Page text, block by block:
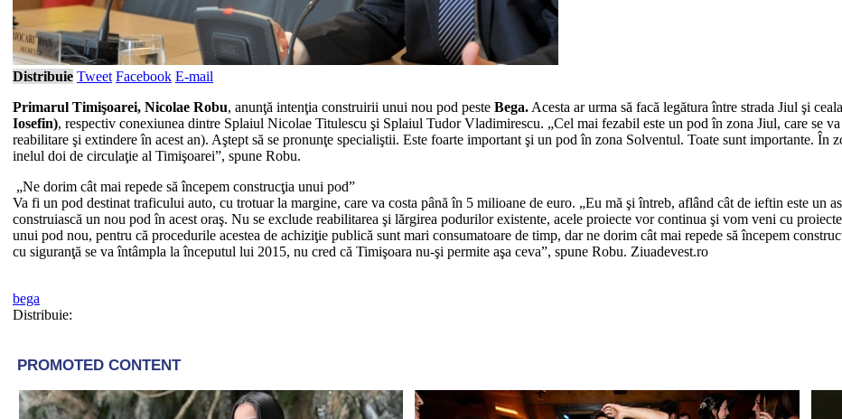
Distribuie Tweet Facebook E-mail
Primarul Timişoarei, Nicolae Robu, anunţă intenţia construirii unui nou pod peste Bega. Acesta ar urma să facă legătura între strada Jiul şi
Iosefin), respectiv conexiunea dintre Splaiul Nicolae Titulescu şi Splaiul Tudor Vladimirescu. „Cel mai fezabil este un pod în zona Jiul, care se
reabilitare şi extindere în acest an). Aştept să se pronunţe specialiştii. Este foarte important şi un pod în zona Solventul. Toate sunt importante.
inelul doi de circulaţie al Timişoarei”, spune Robu.
„Ne dorim cât mai repede să începem construcţia unui pod”
Va fi un pod destinat traficului auto, cu trotuar la margine, care va costa până în 5 milioane de euro. „Eu mă şi întreb, aflând cât de ieftin este un
construiască un nou pod în acest oraş. Nu se exclude reabilitarea şi lărgirea podurilor existente, acele proiecte vor continua şi vom veni cu
unui pod nou, pentru că procedurile acestea de achiziţie publică sunt mari consumatoare de timp, dar ne dorim cât mai repede să începem
cu siguranţă se va întâmpla la începutul lui 2015, nu cred că Timişoara nu-şi permite aşa ceva”, spune Robu. Ziuadevest.ro
bega
Distribuie: